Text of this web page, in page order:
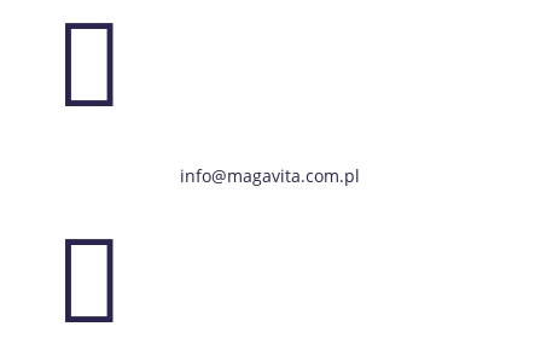

info@magavita.com.pl
